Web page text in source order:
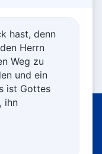
hast, denn
Herrn
Weg zu
und ein
ist Gottes
ihn